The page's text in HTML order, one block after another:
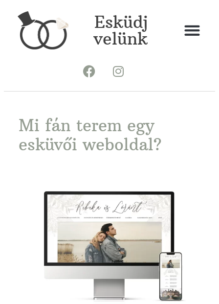
Esküdj
velünk
Mi fán terem egy
esküvői weboldal?